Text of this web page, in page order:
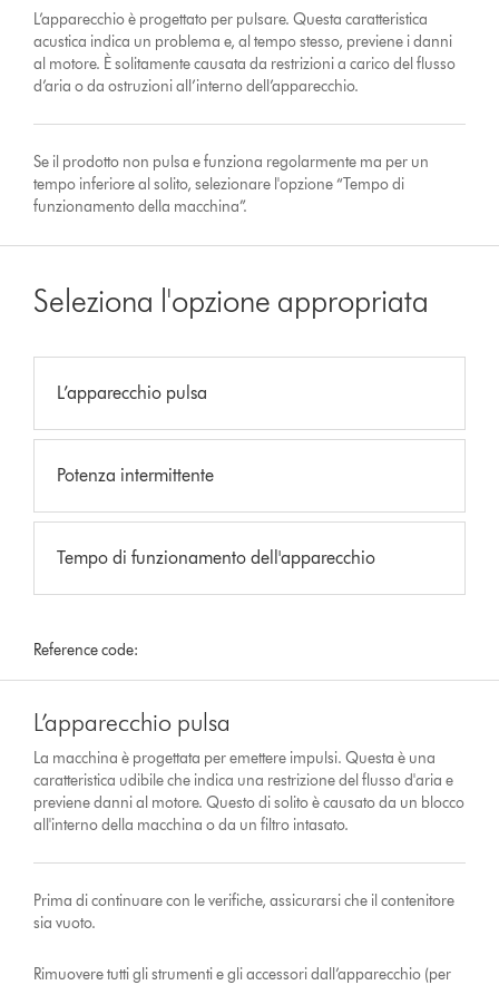
L’apparecchio è progettato per pulsare. Questa caratteristica
acustica indica un problema e, al tempo stesso, previene i danni
al motore. È solitamente causata da restrizioni a carico del flusso
d’aria o da ostruzioni all’interno dell’apparecchio.
Se il prodotto non pulsa e funziona regolarmente ma per un
tempo inferiore al solito, selezionare l'opzione “Tempo di
funzionamento della macchina”.
Seleziona l'opzione appropriata
L’apparecchio pulsa
Potenza intermittente
Tempo di funzionamento dell'apparecchio
Reference code:
L’apparecchio pulsa
La macchina è progettata per emettere impulsi. Questa è una
caratteristica udibile che indica una restrizione del flusso d'aria e
previene danni al motore. Questo di solito è causato da un blocco
all'interno della macchina o da un filtro intasato.
Prima di continuare con le verifiche, assicurarsi che il contenitore
sia vuoto.
Rimuovere tutti gli strumenti e gli accessori dall’apparecchio (per